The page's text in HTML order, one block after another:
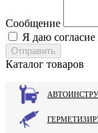
Сообщение
Я даю согласие
Каталог товаров